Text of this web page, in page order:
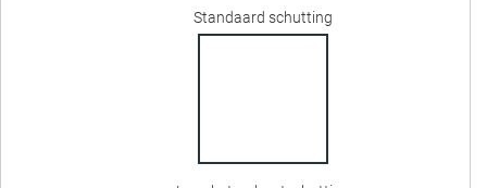
Standaard schutting